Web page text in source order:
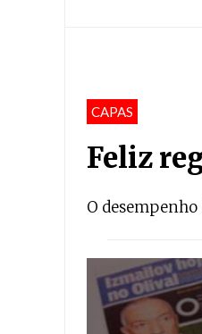
CAPAS
Feliz
O